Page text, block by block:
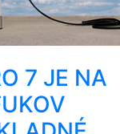
7 JE NA